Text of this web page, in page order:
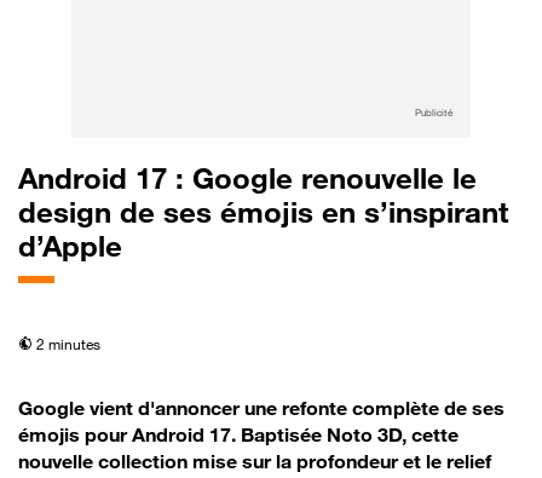
Publicité
Android 17 : Google renouvelle le
design de ses émojis en s’inspirant
d’Apple
temps de lecture
2 minutes
Google vient d'annoncer une refonte complète de ses
émojis pour Android 17. Baptisée Noto 3D, cette
nouvelle collection mise sur la profondeur et le relief